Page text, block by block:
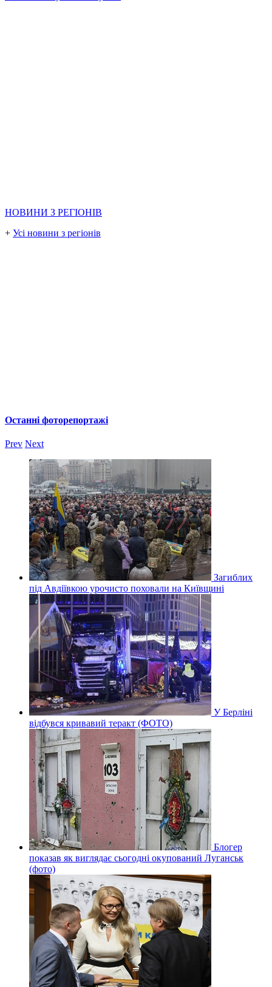
НОВИНИ З РЕГІОНІВ
+ Усі новини з регіонів
Останні фоторепортажі
Prev Next
Загиблих
під Авдіївкою урочисто поховали на Київщині
У Берліні
відбувся кривавий теракт (ФОТО)
Блогер
показав як виглядає сьогодні окупований Луганськ
(фото)